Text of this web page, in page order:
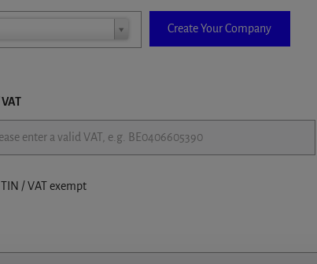
Create Your Company
TIN / VAT exempt